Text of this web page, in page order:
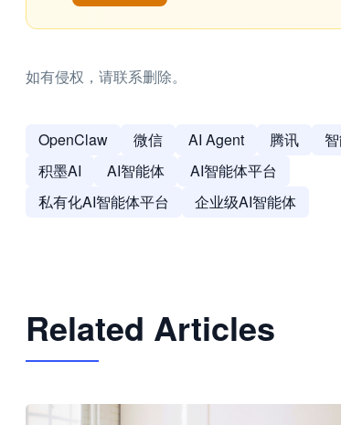
如有侵权，请联系删除。
OpenClaw 微信 AI Agent 腾讯
积墨AI
AI智能体
AI智能体平台
私有化AI智能体平台
企业级AI智能体
Related Articles